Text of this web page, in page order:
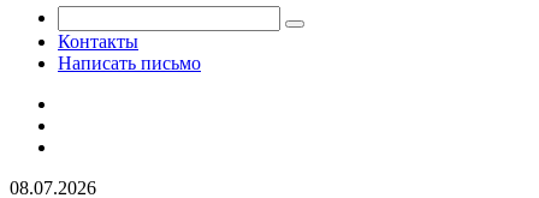
Контакты
Написать письмо
08.07.2026